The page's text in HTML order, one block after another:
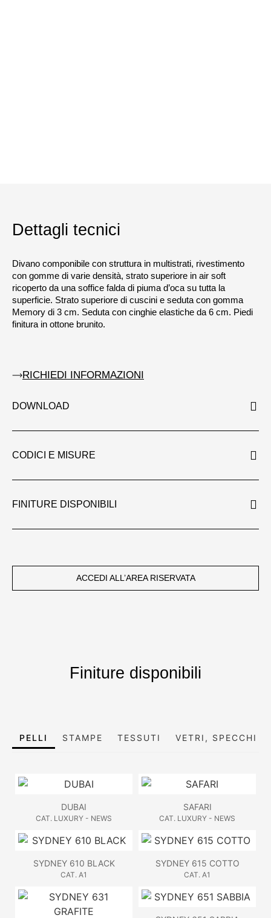
Dettagli tecnici
Divano componibile con struttura in multistrati, rivestimento
con gomme di varie densità, strato superiore in air soft
ricoperto da una soffice falda di piuma d’oca su tutta la
superficie. Strato superiore di cuscini e seduta con gomma
Memory di 3 cm. Seduta con cinghie elastiche da 6 cm. Piedi
finitura in ottone brunito.
RICHIEDI INFORMAZIONI
DOWNLOAD
CODICI E MISURE
FINITURE DISPONIBILI
ACCEDI ALL’AREA RISERVATA
Finiture disponibili
PELLI STAMPE TESSUTI VETRI, SPECCHI E
DUBAI
CAT. LUXURY - NEWS
SAFARI
CAT. LUXURY - NEWS
SYDNEY 610 BLACK
CAT. A1
SYDNEY 615 COTTO
CAT. A1